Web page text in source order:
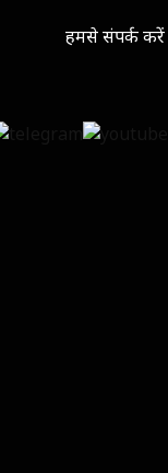
हमसे संपर्क करें